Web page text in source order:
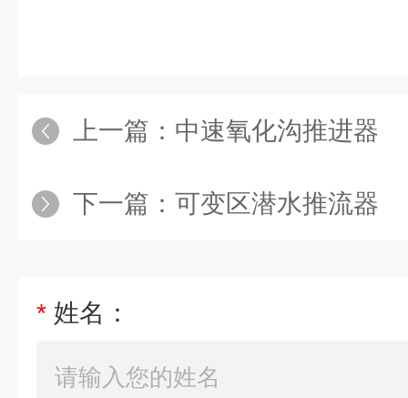
上一篇： 中速氧化沟推进器
下一篇： 可变区潜水推流器
* 姓名：